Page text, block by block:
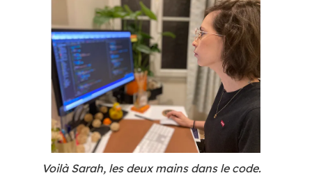
Voilà Sarah, les deux mains dans le code.